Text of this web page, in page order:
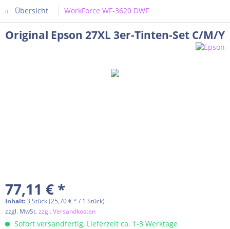
Übersicht WorkForce WF-3620 DWF
Original Epson 27XL 3er-Tinten-Set C/M/Y
77,11 € *
Inhalt:3 Stück (25,70 € * / 1 Stück)
zzgl. MwSt.zzgl. Versandkosten
Sofort versandfertig, Lieferzeit ca. 1-3 Werktage